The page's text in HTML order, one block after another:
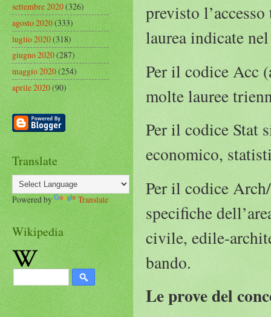
previsto
laurea indicate
Per il codice Acc
molte lauree
Per il codice Stat
economico,
Per il codice
specifiche
civile, edile-
bando.
Le prove del
settembre 2020(326)
agosto 2020(333)
luglio 2020(318)
giugno 2020(287)
maggio 2020(254)
aprile 2020(90)
Translate
Powered by Translate
Wikipedia